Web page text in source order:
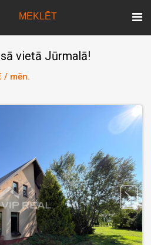
MEKLĒT
vietā Jūrmalā!
/ mēn.